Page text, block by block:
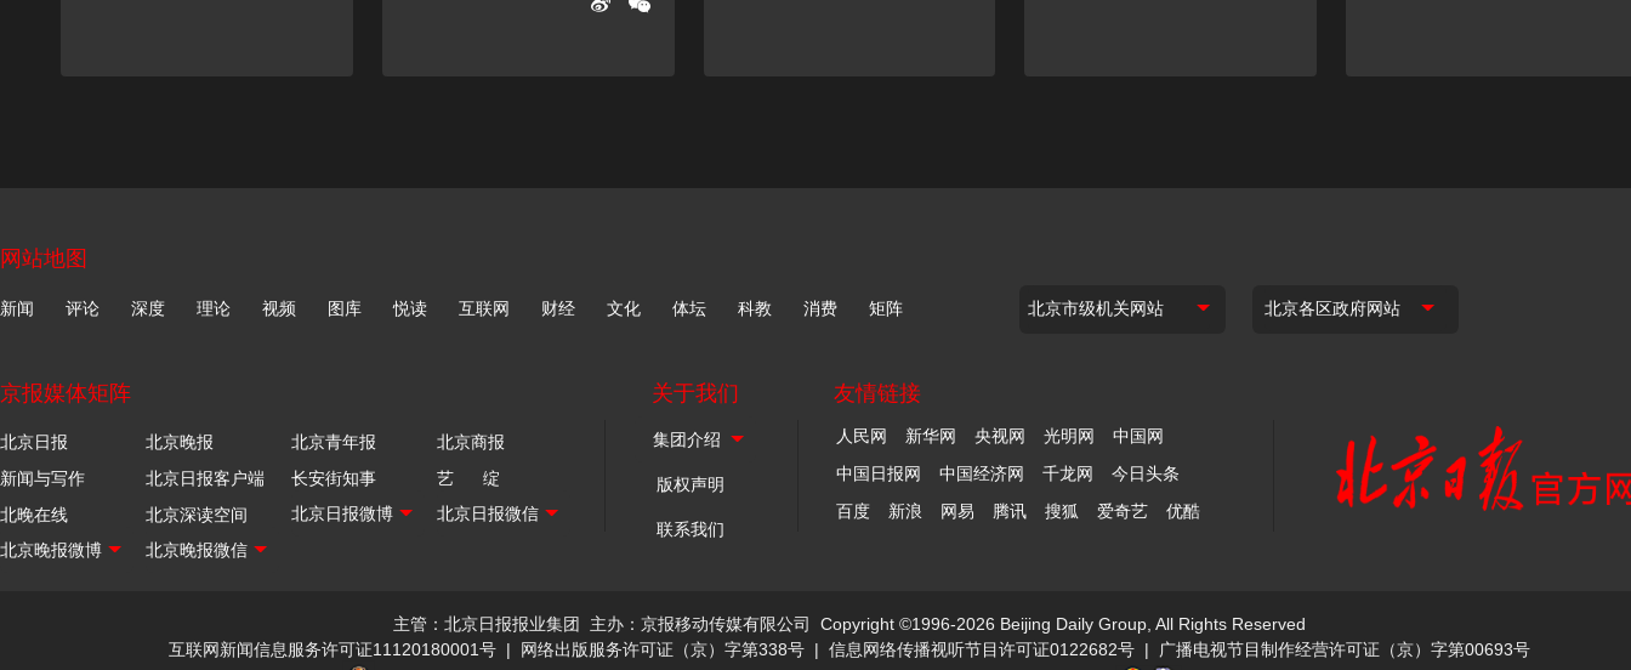
网站地图
新闻 评论 深度 理论 视频 图库 悦读 互联网 财经 文化 体坛 科教 消费 矩阵
京报媒体矩阵
北京日报 北京晚报 北京青年报
北京商报
新闻与写作
北京日报客户端 长安街知事
艺 绽
北晚在线
北京深读空间
关于我们
版权声明
联系我们
友情链接
人民网 新华网 央视网 光明网
中国网
中国日报网
中国经济网 千龙网
今日头条
百度
新浪 网易 腾讯 搜狐 爱奇艺 优酷
主管：北京日报报业集团 主办：京报移动传媒有限公司
Copyright ©1996-2026 Beijing Daily Group, All Rights Reserved
互联网新闻信息服务许可证11120180001号 | 网络出版服务许可证（京）字第338号 | 信息网络传播视听节目许可证0122682号 |
广播电视节目制作经营许可证（京）字第00693号